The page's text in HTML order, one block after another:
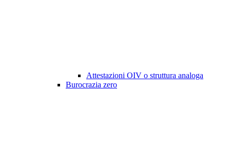
Attestazioni OIV o struttura analoga
Burocrazia zero